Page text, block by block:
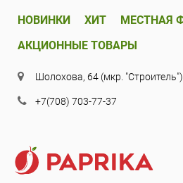
НОВИНКИ ХИТ
МЕСТНАЯ
АКЦИОННЫЕ ТОВАРЫ
Шолохова, 64 (мкр. "Строитель")
+7(708) 703-77-37